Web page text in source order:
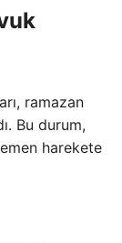
ramazan
Bu durum,
harekete